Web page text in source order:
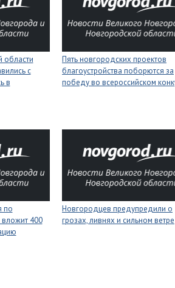
области
с
в
Пять новгородских проектов
благоустройства поборются за
победу во всероссийском
по
400
Новгородцев предупредили о
грозах, ливнях и сильном ветре